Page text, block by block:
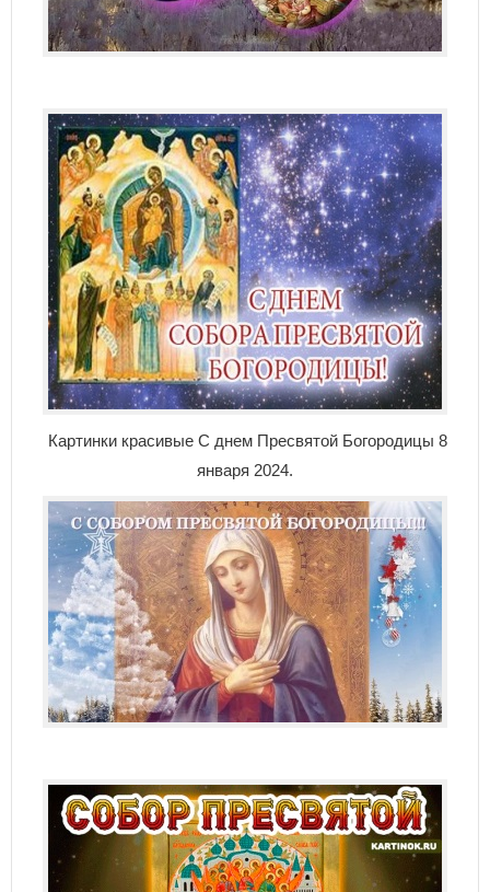
Картинки красивые С днем Пресвятой Богородицы 8
января 2024.